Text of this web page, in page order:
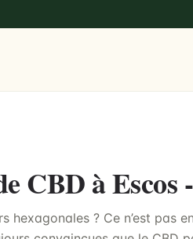
CBD à Escos
hexagonales ? Ce n’est pas